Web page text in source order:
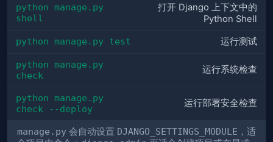
python manage.py
shell
打开 Django 上下文中的
Python Shell
python manage.py test 运行测试
python manage.py
check
运行系统检查
python manage.py
check --deploy
运行部署安全检查
manage.py 会自动设置 DJANGO_SETTINGS_MODULE ，适